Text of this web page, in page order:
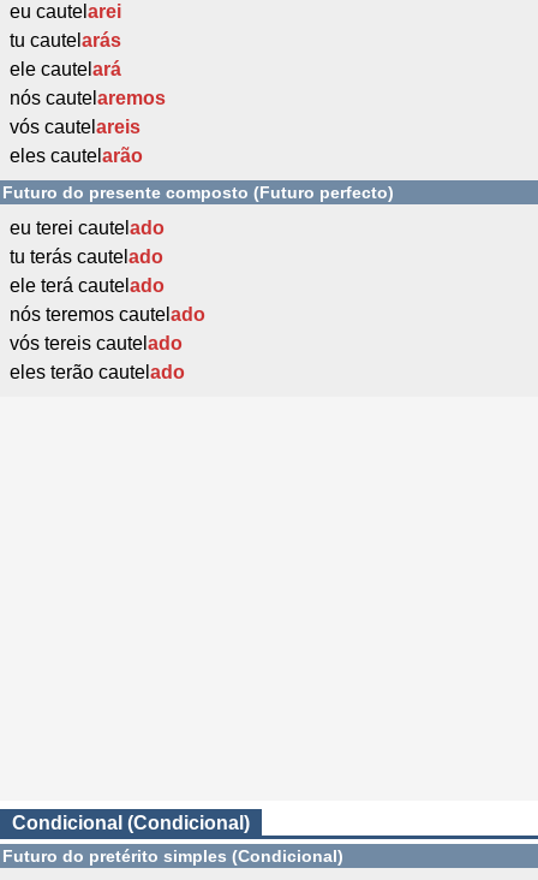
eu cautel arei
tu cautel arás
ele cautel ará
nós cautel aremos
vós cautel areis
eles cautel arão
Futuro do presente composto (Futuro perfecto)
eu terei cautel ado
tu terás cautel ado
ele terá cautel ado
nós teremos cautel ado
vós tereis cautel ado
eles terão cautel ado
Condicional (Condicional)
Futuro do pretérito simples (Condicional)